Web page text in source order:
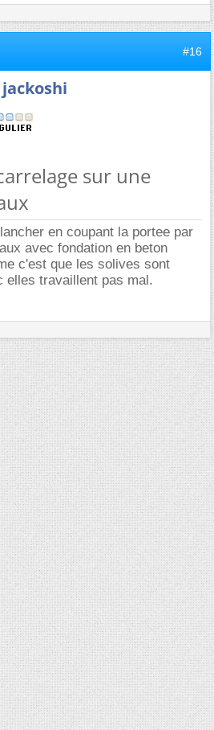
#16
jackoshi
sur une
en coupant la portee par
avec fondation en beton
c'est que les solives sont
elles travaillent pas mal.